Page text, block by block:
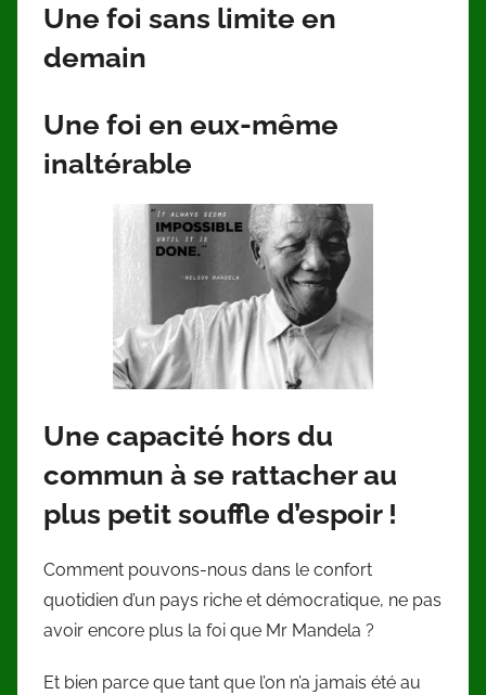
Une foi sans limite en
demain
Une foi en eux-même
inaltérable
Une capacité hors du
commun à se rattacher au
plus petit souffle d’espoir !
Comment pouvons-nous dans le confort
quotidien d’un pays riche et démocratique, ne pas
avoir encore plus la foi que Mr Mandela ?
Et bien parce que tant que l’on n’a jamais été au